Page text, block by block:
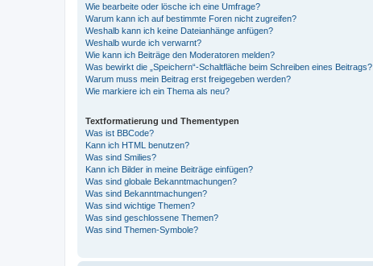
Wie bearbeite oder lösche ich eine Umfrage?
Warum kann ich auf bestimmte Foren nicht zugreifen?
Weshalb kann ich keine Dateianhänge anfügen?
Weshalb wurde ich verwarnt?
Wie kann ich Beiträge den Moderatoren melden?
Was bewirkt die „Speichern“-Schaltfläche beim Schreiben eines Beitrags?
Warum muss mein Beitrag erst freigegeben werden?
Wie markiere ich ein Thema als neu?
Textformatierung und Thementypen
Was ist BBCode?
Kann ich HTML benutzen?
Was sind Smilies?
Kann ich Bilder in meine Beiträge einfügen?
Was sind globale Bekanntmachungen?
Was sind Bekanntmachungen?
Was sind wichtige Themen?
Was sind geschlossene Themen?
Was sind Themen-Symbole?